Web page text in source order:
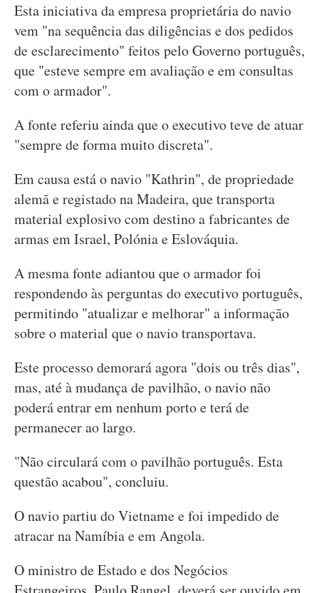
Esta iniciativa da empresa proprietária do navio
vem "na sequência das diligências e dos pedidos
de esclarecimento" feitos pelo Governo português,
que "esteve sempre em avaliação e em consultas
com o armador".
A fonte referiu ainda que o executivo teve de atuar
"sempre de forma muito discreta".
Em causa está o navio "Kathrin", de propriedade
alemã e registado na Madeira, que transporta
material explosivo com destino a fabricantes de
armas em Israel, Polónia e Eslováquia.
A mesma fonte adiantou que o armador foi
respondendo às perguntas do executivo português,
permitindo "atualizar e melhorar" a informação
sobre o material que o navio transportava.
Este processo demorará agora "dois ou três dias",
mas, até à mudança de pavilhão, o navio não
poderá entrar em nenhum porto e terá de
permanecer ao largo.
"Não circulará com o pavilhão português. Esta
questão acabou", concluiu.
O navio partiu do Vietname e foi impedido de
atracar na Namíbia e em Angola.
O ministro de Estado e dos Negócios